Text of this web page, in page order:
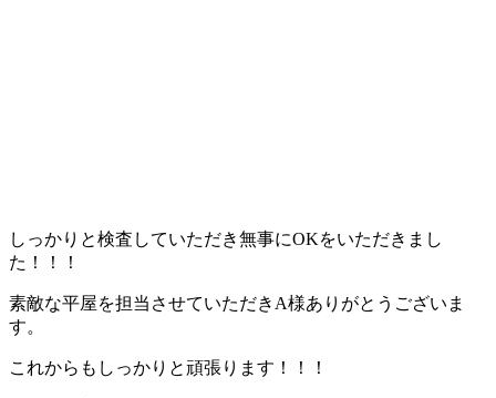
しっかりと検査していただき無事にOKをいただきまし
た！！！
素敵な平屋を担当させていただきA様ありがとうございま
す。
これからもしっかりと頑張ります！！！